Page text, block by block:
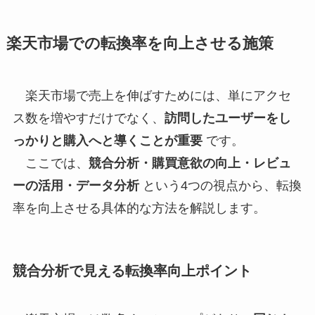
楽天市場での転換率を向上させる施策
楽天市場で売上を伸ばすためには、単にアクセ
ス数を増やすだけでなく、 訪問したユーザーをし
っかりと購入へと導くことが重要です。
ここでは、 競合分析・購買意欲の向上・レビュ
ーの活用・データ分析という4つの視点から、転換
率を向上させる具体的な方法を解説します。
競合分析で見える転換率向上ポイント